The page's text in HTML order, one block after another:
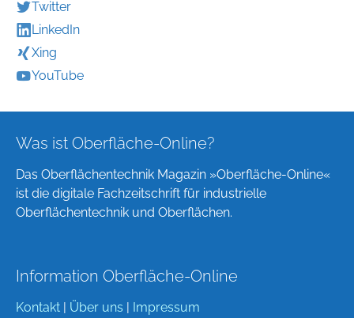
Twitter
LinkedIn
Xing
YouTube
Was ist Oberfläche-Online?
Das Oberflächentechnik Magazin »Oberfläche-Online«
ist die digitale Fachzeitschrift für industrielle
Oberflächentechnik und Oberflächen.
Information Oberfläche-Online
Kontakt Über uns
Impressum